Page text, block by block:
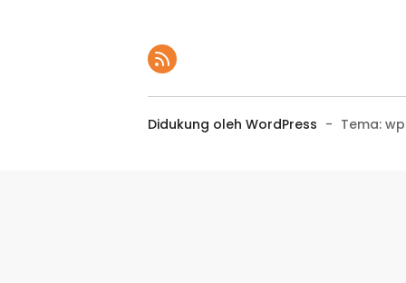
Didukung oleh WordPress - Tema: